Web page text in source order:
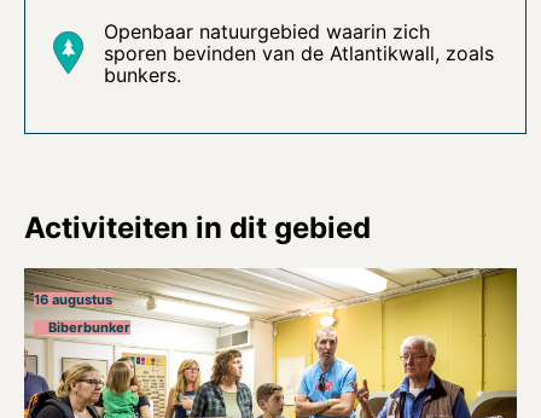
Openbaar natuurgebied waarin zich
sporen bevinden van de Atlantikwall, zoals
bunkers.
Activiteiten in dit gebied
16 augustus
Biberbunker